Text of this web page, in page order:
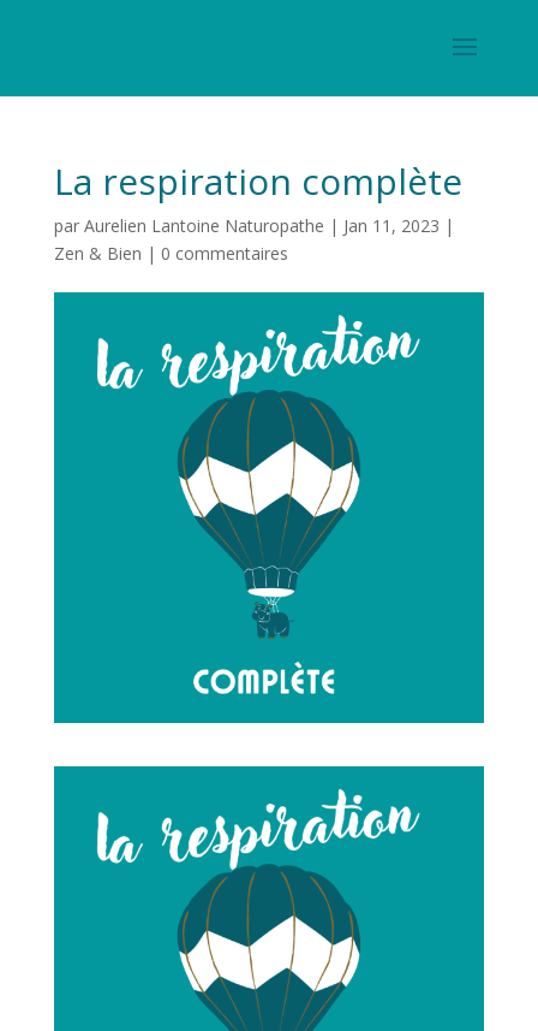
La respiration complète
par Aurelien Lantoine Naturopathe | Jan 11, 2023 |
Zen & Bien | 0 commentaires